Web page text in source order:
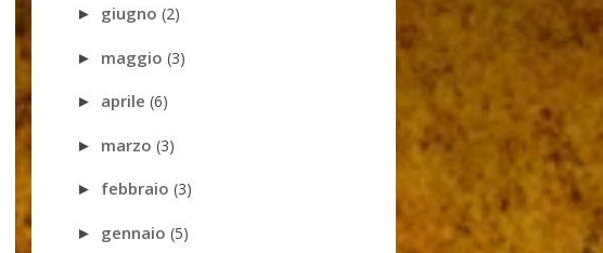
► giugno(2)
► maggio(3)
► aprile(6)
► marzo(3)
► febbraio(3)
► gennaio(5)